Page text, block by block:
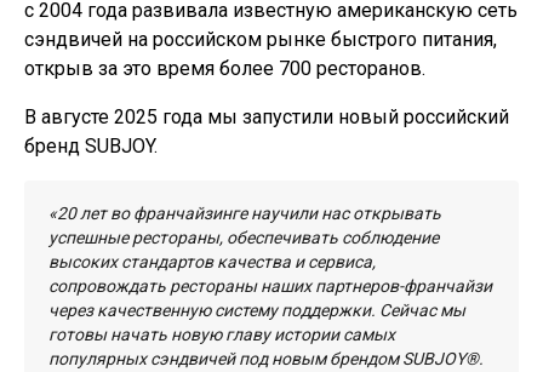
с 2004 года развивала известную американскую сеть
сэндвичей на российском рынке быстрого питания,
открыв за это время более 700 ресторанов.
В августе 2025 года мы запустили новый российский
бренд SUBJOY.
«20 лет во франчайзинге научили нас открывать
успешные рестораны, обеспечивать соблюдение
высоких стандартов качества и сервиса,
сопровождать рестораны наших партнеров-франчайзи
через качественную систему поддержки. Сейчас мы
готовы начать новую главу истории самых
популярных сэндвичей под новым брендом SUBJOY®.